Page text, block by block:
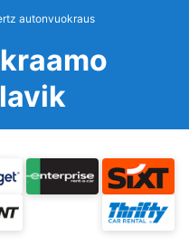
autonvuokraus